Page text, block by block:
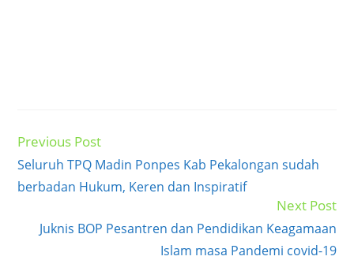
Read
articles
Previous Post
Seluruh TPQ Madin Ponpes Kab Pekalongan sudah
berbadan Hukum, Keren dan Inspiratif
Next Post
Juknis BOP Pesantren dan Pendidikan Keagamaan
Islam masa Pandemi covid-19